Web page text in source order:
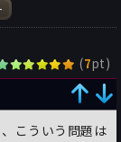
(7pt)
こういう問題は